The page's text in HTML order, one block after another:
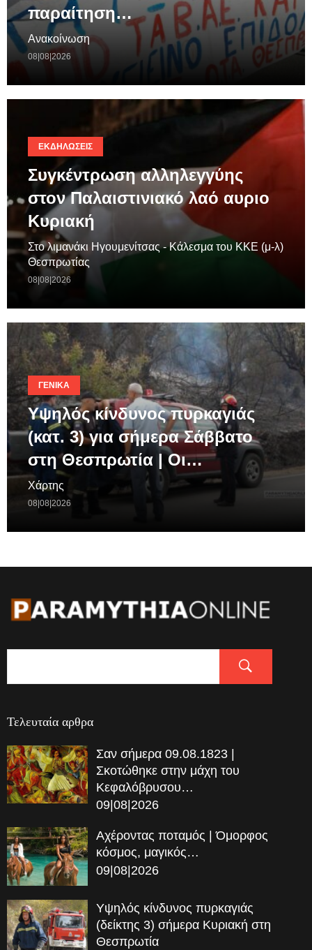
παραίτηση…
Ανακοίνωση
08|08|2026
ΕΚΔΗΛΏΣΕΙΣ
Συγκέντρωση αλληλεγγύης
στον Παλαιστινιακό λαό αυριο
Κυριακή
Στο λιμανάκι Ηγουμενίτσας - Κάλεσμα του ΚΚΕ (μ-λ)
Θεσπρωτίας
08|08|2026
ΓΕΝΙΚΆ
Υψηλός κίνδυνος πυρκαγιάς
(κατ. 3) για σήμερα Σάββατο
στη Θεσπρωτία | Οι…
Χάρτης
08|08|2026
Τελευταία αρθρα
Σαν σήμερα 09.08.1823 |
Σκοτώθηκε στην μάχη του
Κεφαλόβρυσου…
09|08|2026
Αχέροντας ποταμός | Όμορφος
κόσμος, μαγικός…
09|08|2026
Υψηλός κίνδυνος πυρκαγιάς
(δείκτης 3) σήμερα Κυριακή στη
Θεσπρωτία